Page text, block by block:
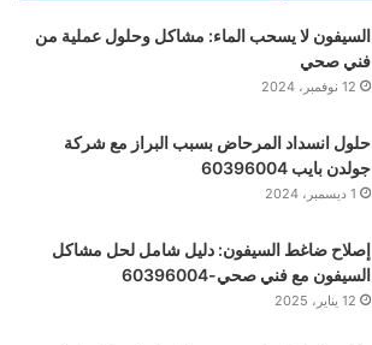
السيفون لا يسحب الماء: مشاكل وحلول عملية من
فني صحي
12 نوفمبر، 2024
حلول انسداد المرحاض بسبب البراز مع شركة
جولدن بايب 60396004
1 ديسمبر، 2024
إصلاح ضاغط السيفون: دليل شامل لحل مشاكل
السيفون مع فني صحي-60396004
12 يناير، 2025